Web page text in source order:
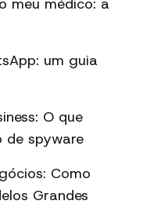
meu médico: a
um guia
O que
de spyware
Como
Grandes